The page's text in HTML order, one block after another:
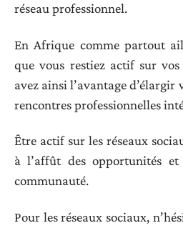
réseau professionnel.
En Afrique comme partout
que vous restiez actif sur vos
avez ainsi l’avantage d’élargir
rencontres professionnelles
Être actif sur les réseaux
à l’affût des opportunités
communauté.
Pour les réseaux sociaux,